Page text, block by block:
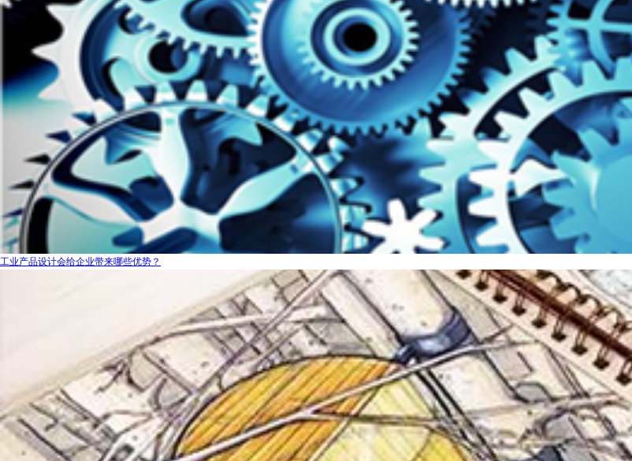
工业产品设计会给企业带来哪些优势？